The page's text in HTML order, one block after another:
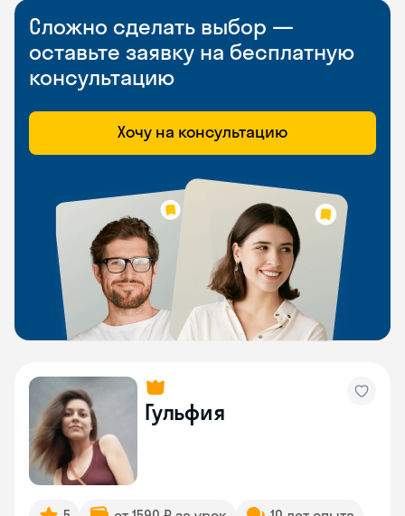
Сложно сделать выбор —
оставьте заявку на бесплатную
консультацию
Хочу на консультацию
Гульфия